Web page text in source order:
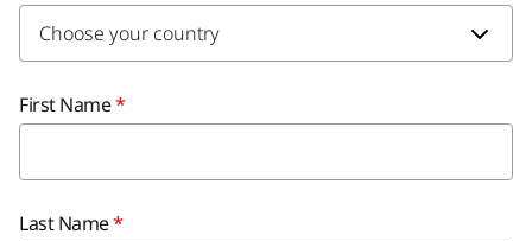
First Name
Last Name